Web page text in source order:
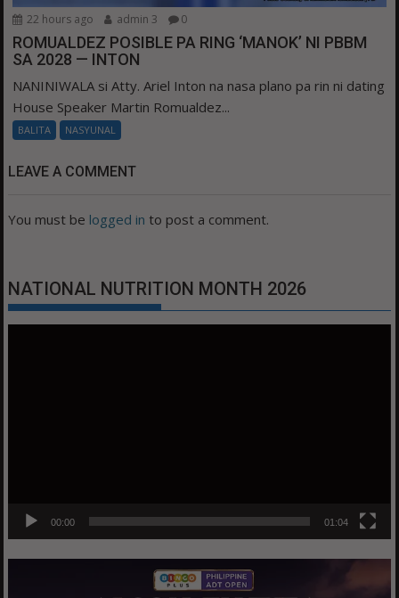
22 hours ago admin 3 0
ROMUALDEZ POSIBLE PA RING ‘MANOK’ NI PBBM
SA 2028 — INTON
NANINIWALA si Atty. Ariel Inton na nasa plano pa rin ni dating
House Speaker Martin Romualdez...
BALITA NASYUNAL
LEAVE A COMMENT
You must be logged in to post a comment.
NATIONAL NUTRITION MONTH 2026
00:00 01:04